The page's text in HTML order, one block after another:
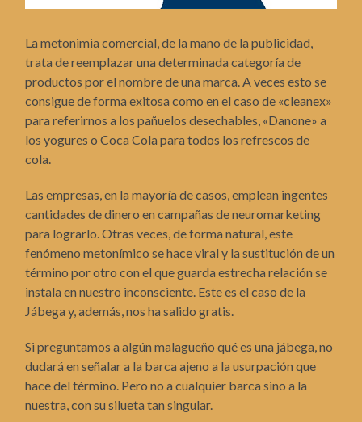
La metonimia comercial, de la mano de la publicidad,
trata de reemplazar una determinada categoría de
productos por el nombre de una marca. A veces esto se
consigue de forma exitosa como en el caso de «cleanex»
para referirnos a los pañuelos desechables, «Danone» a
los yogures o Coca Cola para todos los refrescos de
cola.
Las empresas, en la mayoría de casos, emplean ingentes
cantidades de dinero en campañas de neuromarketing
para lograrlo. Otras veces, de forma natural, este
fenómeno metonímico se hace viral y la sustitución de un
término por otro con el que guarda estrecha relación se
instala en nuestro inconsciente. Este es el caso de la
Jábega y, además, nos ha salido gratis.
Si preguntamos a algún malagueño qué es una jábega, no
dudará en señalar a la barca ajeno a la usurpación que
hace del término. Pero no a cualquier barca sino a la
nuestra, con su silueta tan singular.